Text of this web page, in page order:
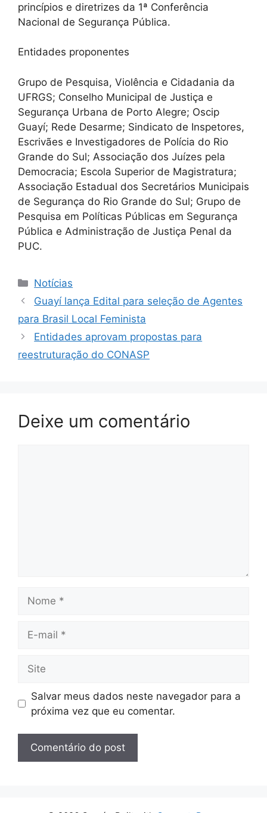
princípios e diretrizes da 1ª Conferência
Nacional de Segurança Pública.
Entidades proponentes
Grupo de Pesquisa, Violência e Cidadania da
UFRGS; Conselho Municipal de Justiça e
Segurança Urbana de Porto Alegre; Oscip
Guayí; Rede Desarme; Sindicato de Inspetores,
Escrivães e Investigadores de Polícia do Rio
Grande do Sul; Associação dos Juízes pela
Democracia; Escola Superior de Magistratura;
Associação Estadual dos Secretários Municipais
de Segurança do Rio Grande do Sul; Grupo de
Pesquisa em Políticas Públicas em Segurança
Pública e Administração de Justiça Penal da
PUC.
Categorias
Notícias
Guayí lança Edital para seleção de Agentes
para Brasil Local Feminista
Entidades aprovam propostas para
reestruturação do CONASP
Deixe um comentário
mail
Salvar meus dados neste navegador para a
próxima vez que eu comentar.